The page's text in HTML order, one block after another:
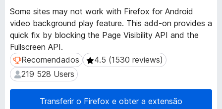
t
o
s
o
F
r
e
Some sites may not work with Firefox for Android
video background play feature. This add-on provides a
quick fix by blocking the Page Visibility API and the
Fullscreen API.
Recomendados
Recomendados 4.5 (1530 reviews)
4.5 (1530 reviews)
219 528 Users
219 528 Users
Transferir o Firefox e obter a extensão
d
o
s
d
a
e
x
t